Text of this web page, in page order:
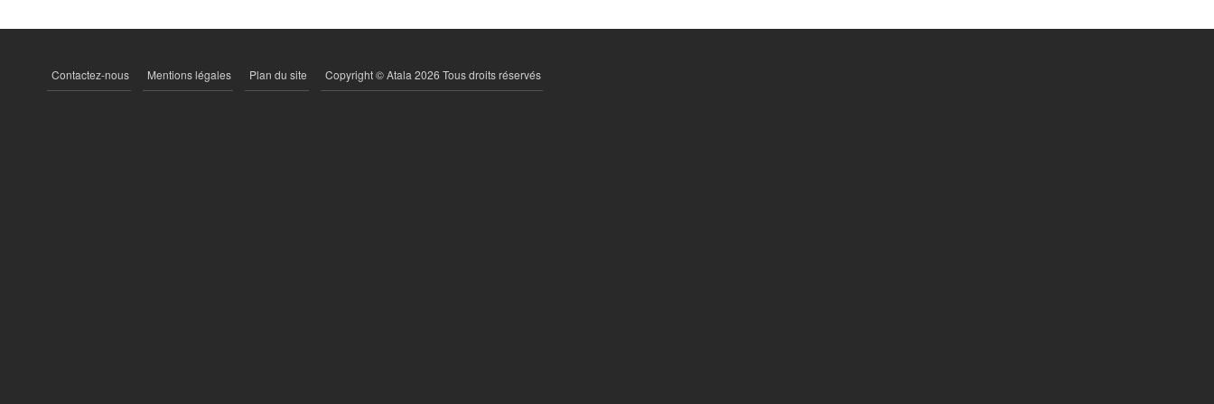
PIED
Contactez-nous Mentions légales Plan du site Copyright © Atala 2026 Tous droits réservés